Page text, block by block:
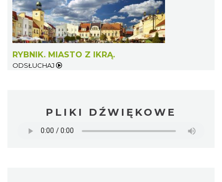
RYBNIK. MIASTO Z IKRĄ.
ODSŁUCHAJ
PLIKI DŹWIĘKOWE